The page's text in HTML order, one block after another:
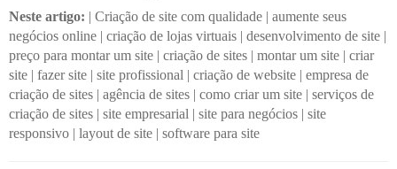
Neste artigo: | Criação de site com qualidade | aumente seus
negócios online | criação de lojas virtuais | desenvolvimento de site |
preço para montar um site | criação de sites | montar um site | criar
site | fazer site | site profissional | criação de website | empresa de
criação de sites | agência de sites | como criar um site | serviços de
criação de sites | site empresarial | site para negócios | site
responsivo | layout de site | software para site